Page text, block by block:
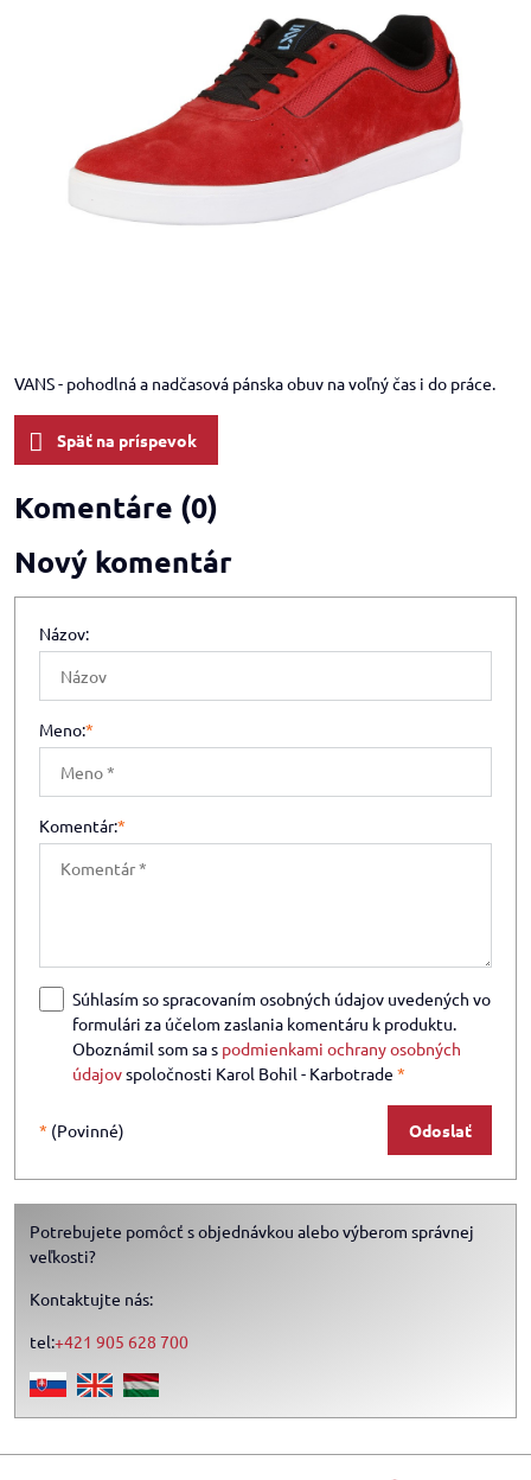
VANS - pohodlná a nadčasová pánska obuv na voľný čas i do práce.
Späť na príspevok
Komentáre (0)
Nový komentár
Názov:
Meno:*
Komentár:*
Súhlasím so spracovaním osobných údajov uvedených vo
formulári za účelom zaslania komentáru k produktu.
Oboznámil som sa s podmienkami ochrany osobných
údajovspoločnosti Karol Bohil - Karbotrade *
* (Povinné) Odoslať
Potrebujete pomôcť s objednávkou alebo výberom správnej
veľkosti?
Kontaktujte nás:
tel:+421 905 628 700